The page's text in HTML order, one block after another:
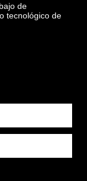
de
tecnológico de